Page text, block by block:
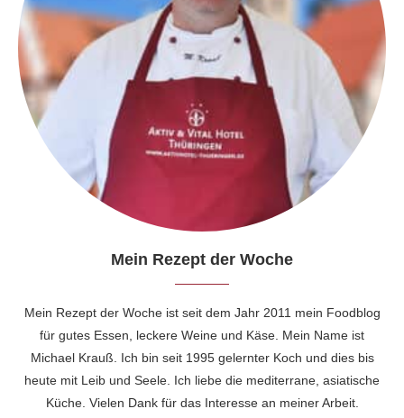
Mein Rezept der Woche
Mein Rezept der Woche ist seit dem Jahr 2011 mein Foodblog
für gutes Essen, leckere Weine und Käse. Mein Name ist
Michael Krauß. Ich bin seit 1995 gelernter Koch und dies bis
heute mit Leib und Seele. Ich liebe die mediterrane, asiatische
Küche. Vielen Dank für das Interesse an meiner Arbeit.